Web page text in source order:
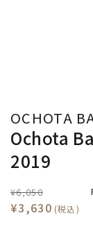
OCHOTA
Ochota
2019
¥6,050
¥3,630 (税込)